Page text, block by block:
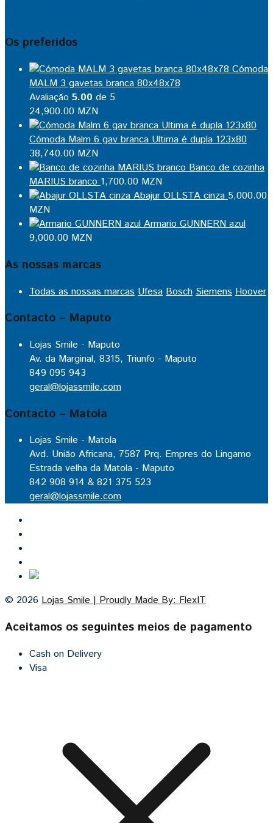
Os preferidos
Cómoda
MALM 3 gavetas branca 80x48x78
Avaliação 5.00 de 5
24,900.00 MZN
Cómoda Malm 6 gav branca Ultima é dupla 123x80
38,740.00 MZN
Banco de cozinha
MARIUS branco 1,700.00 MZN
Abajur OLLSTA cinza 5,000.00
MZN
Armario GUNNERN azul
9,000.00 MZN
As nossas marcas
Todas as nossas marcas Ufesa Bosch Siemens Hoover
Contacto – Maputo
Lojas Smile - Maputo
Av. da Marginal, 8315, Triunfo - Maputo
849 095 943
geral@lojassmile.com
Contacto – Matola
Lojas Smile - Matola
Avd. União Africana, 7587 Prq. Empres do Lingamo
Estrada velha da Matola - Maputo
842 908 914 & 821 375 523
geral@lojassmile.com
© 2026 Lojas Smile | Proudly Made By: FlexIT
Aceitamos os seguintes meios de pagamento
Cash on Delivery
Visa